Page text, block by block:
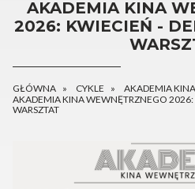
AKADEMIA KINA
2026: KWIECIEŃ -
GŁÓWNA CYKLE
AKADEMIA
AKADEMIA KINA WEWNĘTRZNEGO 2026:
WARSZTAT